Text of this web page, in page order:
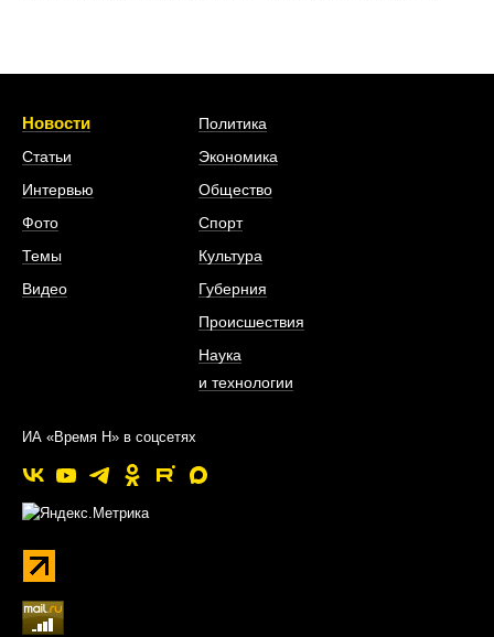
Новости
Статьи
Интервью
Фото
Темы
Видео
Политика
Экономика
Общество
Спорт
Культура
Губерния
Происшествия
Наука
и технологии
ИА «Время Н» в соцсетях